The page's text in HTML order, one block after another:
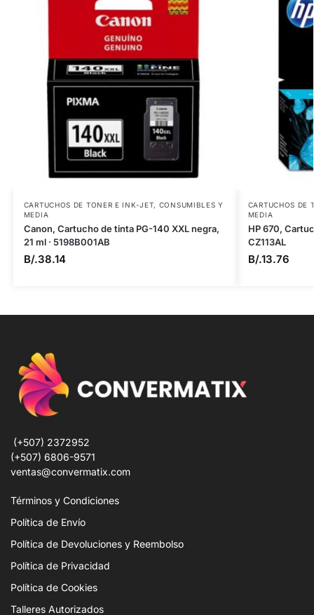
CARTUCHOS DE TONER E INK-JET, CONSUMIBLES Y
MEDIA
Canon, Cartucho de tinta PG-140 XXL negra,
21 ml · 5198B001AB
B/.38.14
CARTUCHOS DE
MEDIA
HP 670,
CZ113AL
B/.13.76
(+507) 2372952
(+507) 6806-9571
ventas@convermatix.com
Términos y Condiciones
Política de Envío
Política de Devoluciones y Reembolso
Política de Privacidad
Política de Cookies
Talleres Autorizados